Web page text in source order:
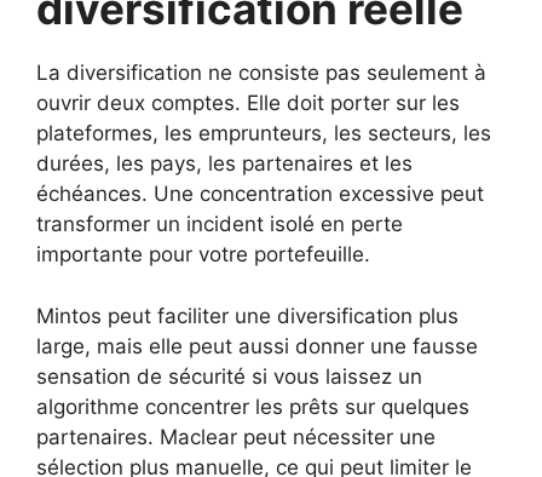
La diversification ne consiste pas seulement à
ouvrir deux comptes. Elle doit porter sur les
plateformes, les emprunteurs, les secteurs, les
durées, les pays, les partenaires et les
échéances. Une concentration excessive peut
transformer un incident isolé en perte
importante pour votre portefeuille.
Mintos peut faciliter une diversification plus
large, mais elle peut aussi donner une fausse
sensation de sécurité si vous laissez un
algorithme concentrer les prêts sur quelques
partenaires. Maclear peut nécessiter une
sélection plus manuelle, ce qui peut limiter le